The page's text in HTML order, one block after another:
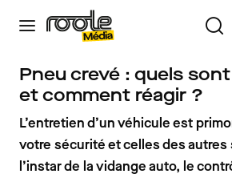
Pneu crevé : quels
et comment réagir ?
L’entretien d’un véhicule est
votre sécurité et celles des autres
l’instar de la vidange auto, le